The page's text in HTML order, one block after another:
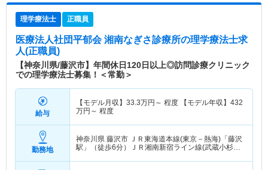
理学療法士 正職員
医療法人社団平郁会 湘南なぎさ診療所の理学療法士求
人(正職員)
【神奈川県/藤沢市】年間休日120日以上◎訪問診療クリニック
での理学療法士募集！＜常勤＞
給与
【モデル月収】 33.3万円～ 程度 【モデル年収】 432
万円～ 程度
勤務地
神奈川県 藤沢市
ＪＲ東海道本線(東京－熱海)「藤沢
駅」（徒歩6分）ＪＲ湘南新宿ライン線(武蔵小杉－